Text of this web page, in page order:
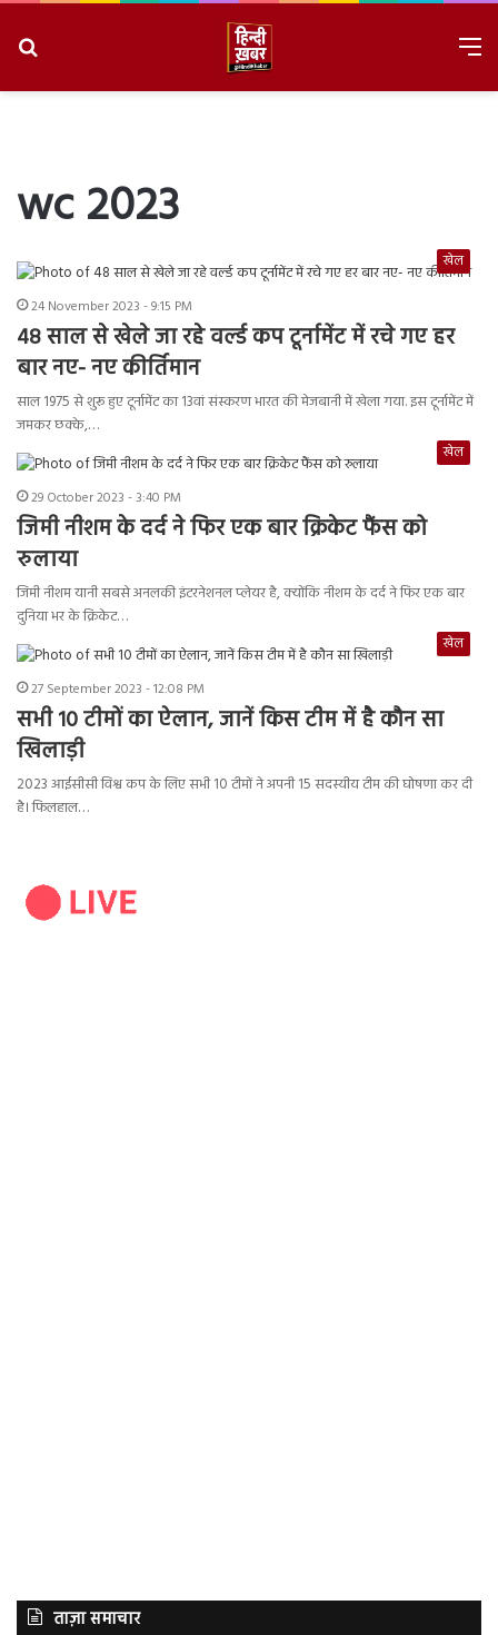
wc 2023
खेल
24 November 2023 - 9:15 PM
48 साल से खेले जा रहे वर्ल्ड कप टूर्नामेंट में रचे गए हर
बार नए- नए कीर्तिमान
साल 1975 से शुरू हुए टूर्नामेंट का 13वां संस्करण भारत की मेजबानी में खेला गया. इस टूर्नामेंट में
जमकर छक्के,…
खेल
29 October 2023 - 3:40 PM
जिमी नीशम के दर्द ने फिर एक बार क्रिकेट फैंस को
रुलाया
जिमी नीशम यानी सबसे अनलकी इंटरनेशनल प्लेयर है, क्योंकि नीशम के दर्द ने फिर एक बार
दुनिया भर के क्रिकेट…
खेल
27 September 2023 - 12:08 PM
सभी 10 टीमों का ऐलान, जानें किस टीम में है कौन सा
खिलाड़ी
2023 आईसीसी विश्व कप के लिए सभी 10 टीमों ने अपनी 15 सदस्यीय टीम की घोषणा कर दी
है। फिलहाल…
ताज़ा समाचार